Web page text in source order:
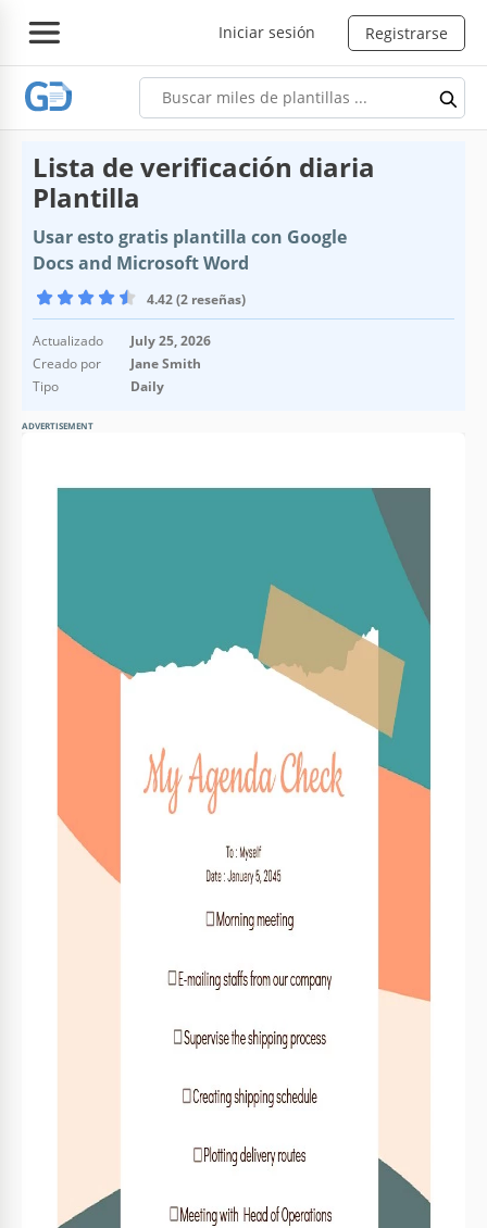
Iniciar sesión Registrarse
Lista de verificación diaria
Plantilla
Usar esto gratis plantilla con Google
Docs and Microsoft Word
4.42 (2 reseñas)
Actualizado
July 25, 2026
Creado por
Jane Smith
Tipo
Daily
ADVERTISEMENT